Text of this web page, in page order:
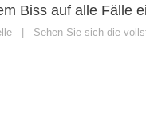
Biss auf alle Fälle
Sehen Sie sich die